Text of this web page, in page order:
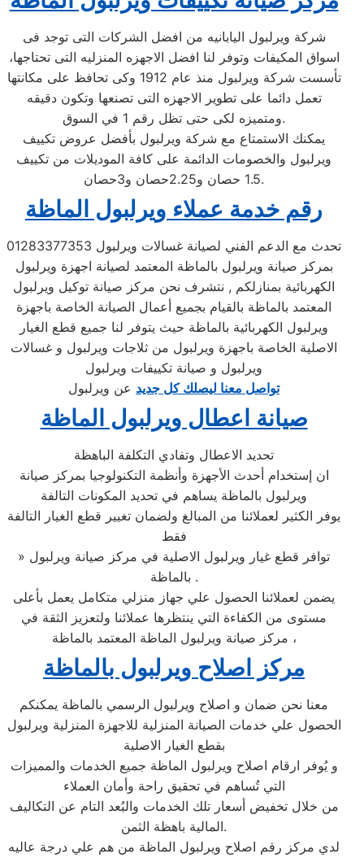
شركة ويرلبول اليابانيه من افضل الشركات التى توجد فى
اسواق المكيفات وتوفر لنا افضل الاجهزه المنزليه التى تحتاجها،
تأسست شركة ويرلبول منذ عام 1912 وكى تحافظ على مكانتها
تعمل دائما على تطوير الاجهزه التى تصنعها وتكون دقيقه
ومتميزه لكى حتى تظل رقم 1 في السوق.
يمكنك الاستمتاع مع شركة ويرلبول بأفضل عروض تكييف
ويرلبول والخصومات الدائمة على كافة الموديلات من تكييف
1.5 حصان و2.25حصان و3حصان.
رقم خدمة عملاء ويرلبول الماظة
تحدث مع الدعم الفني لصيانة غسالات ويرلبول 01283377353
بمركز صيانة ويرلبول بالماظة المعتمد لصيانة اجهزة ويرلبول
الكهربائية بمنازلكم , نتشرف نحن مركز صيانة توكيل ويرلبول
المعتمد بالماظة بالقيام بجميع أعمال الصيانة الخاصة باجهزة
ويرلبول الكهربائية بالماظة حيث يتوفر لنا جميع قطع الغيار
الاصلية الخاصة باجهزة ويرلبول من ثلاجات ويرلبول و غسالات
ويرلبول و صيانة تكييفات ويرلبول
تواصل معنا ليصلك كل جديد عن ويرلبول
صيانة اعطال ويرلبول الماظة
تحديد الاعطال وتفادي التكلفة الباهظة
ان إستخدام أحدث الأجهزة وأنظمة التكنولوجيا بمركز صيانة
ويرلبول بالماظة يساهم في تحديد المكونات التالفة
يوفر الكثير لعملائنا من المبالغ ولضمان تغيير قطع الغيار التالفة
فقط
» توافر قطع غيار ويرلبول الاصلية في مركز صيانة ويرلبول
بالماظة .
يضمن لعملائنا الحصول علي جهاز منزلي متكامل يعمل بأعلى
مستوى من الكفاءة التي ينتظرها عملائنا ولتعزيز الثقة في
مركز صيانة ويرلبول الماظة المعتمد بالماظة ،
مركز اصلاح ويرلبول بالماظة
معنا نحن ضمان و اصلاح ويرلبول الرسمي بالماظة يمكنكم
الحصول علي خدمات الصيانة المنزلية للاجهزة المنزلية ويرلبول
بقطع الغيار الاصلية
و يُوفر ارقام اصلاح ويرلبول الماظة جميع الخدمات والمميزات
التي تُساهم في تحقيق راحة وأمان العملاء
من خلال تخفيض أسعار تلك الخدمات والبُعد التام عن التكاليف
المالية باهظة الثمن.
لدي مركز رقم اصلاح ويرلبول الماظة من هم علي درجة عاليه